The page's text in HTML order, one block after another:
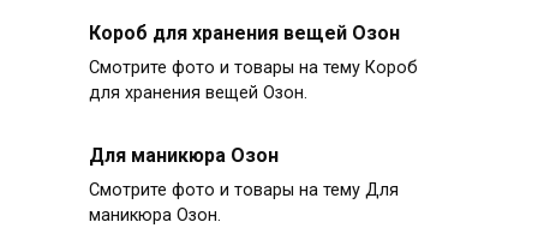
Короб для хранения вещей Озон
Смотрите фото и товары на тему Короб
для хранения вещей Озон.
Для маникюра Озон
Смотрите фото и товары на тему Для
маникюра Озон.